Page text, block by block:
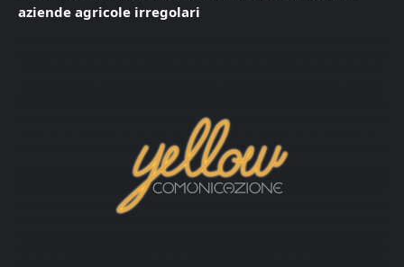
aziende agricole irregolari